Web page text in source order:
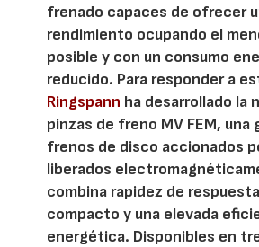
frenado capaces de ofrecer
rendimiento ocupando el
posible y con un consumo
reducido. Para responder a
Ringspann ha desarrollado la
pinzas de freno MV FEM, una
frenos de disco accionados
liberados
combina rapidez de
compacto y una elevada
energética. Disponibles en